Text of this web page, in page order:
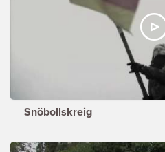
Snöbollskreig